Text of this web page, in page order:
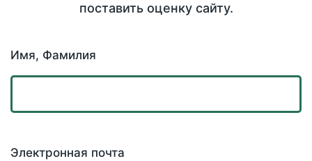
поставить оценку сайту.
Имя, Фамилия
Электронная почта